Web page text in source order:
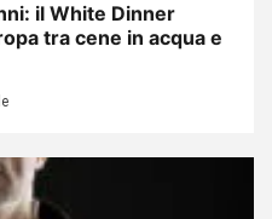
il White Dinner
tra cene in acqua e